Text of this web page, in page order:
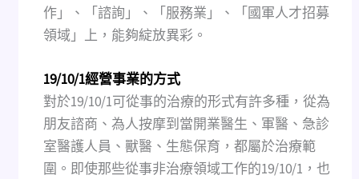
作」、「諮詢」、「服務業」、「國軍人才招募
領域」上，能夠綻放異彩。
19/10/1經營事業的方式
對於19/10/1可從事的治療的形式有許多種，從為
朋友諮商、為人按摩到當開業醫生、軍醫、急診
室醫護人員、獸醫、生態保育，都屬於治療範
圍。即使那些從事非治療領域工作的19/10/1，也